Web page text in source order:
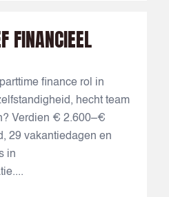
FINANCIEEL
finance rol in
hecht team
Verdien € 2.600–€
29 vakantiedagen en
in